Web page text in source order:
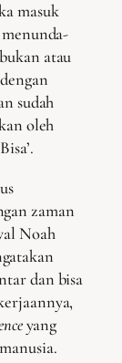
masuk
atau
sudah
oleh
zaman
Noah
dan bisa
yang